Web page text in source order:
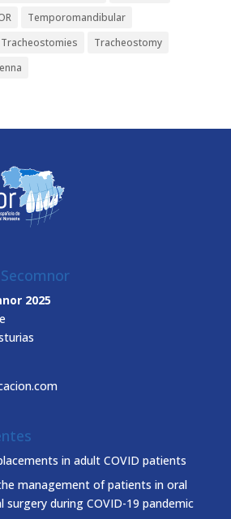
Temporomandibular
Tracheostomies
Tracheostomy
2025
in adult COVID patients
management of patients in oral
surgery during COVID-19 pandemic